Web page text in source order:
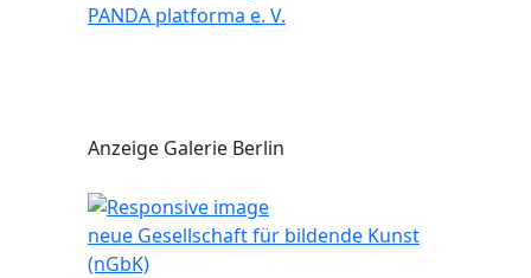
PANDA platforma e. V.
Anzeige Galerie Berlin
neue Gesellschaft für bildende Kunst
(nGbK)